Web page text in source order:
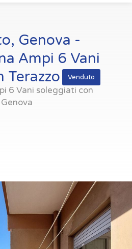
Genova -
Ampi 6 Vani
Terazzo
Venduto
6 Vani soleggiati con